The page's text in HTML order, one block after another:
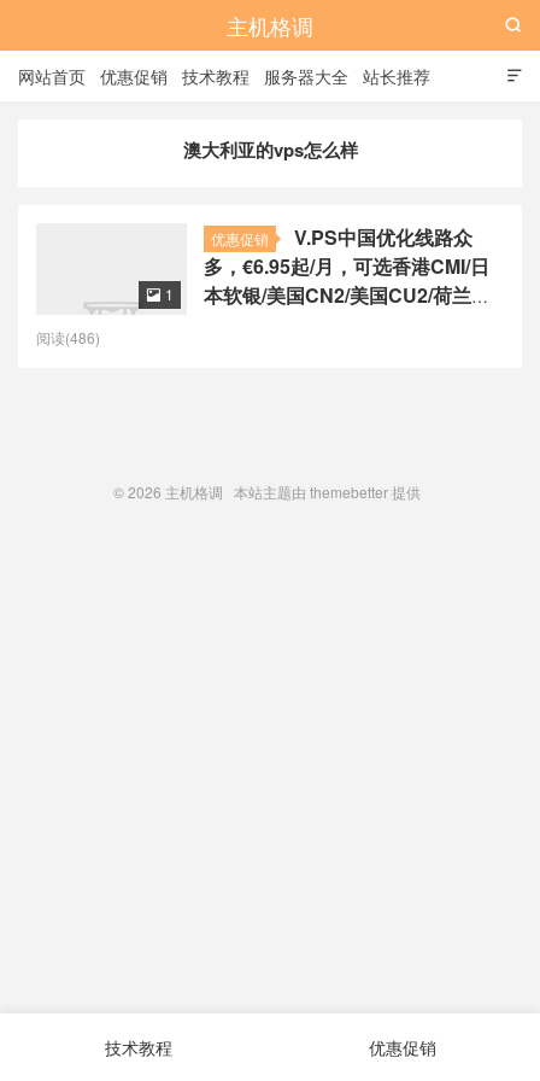
主机格调

网站首页 优惠促销 技术教程 服务器大全 站长推荐

澳大利亚的vps怎么样
优惠促销
V.PS中国优化线路众
多，€6.95起/月，可选香港CMI/日
本软银/美国CN2/美国CU2/荷兰
 1
阅读(486)
© 2026 主机格调 本站主题由 themebetter提供
技术教程 优惠促销